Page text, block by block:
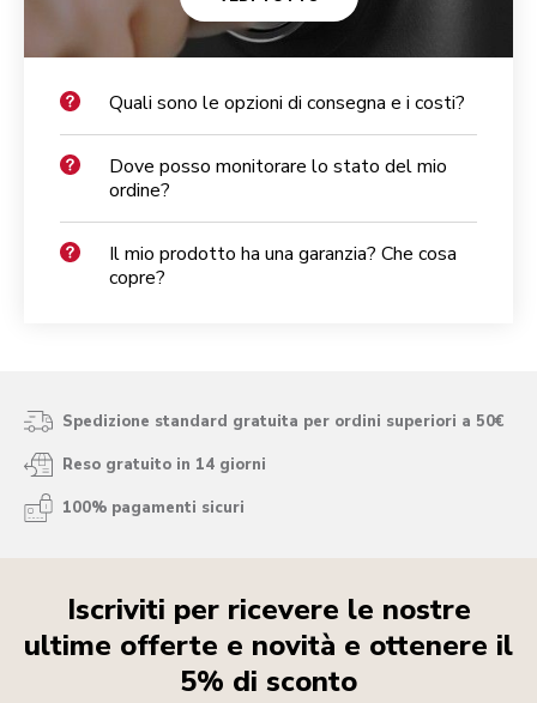
Quali sono le opzioni di consegna e i costi?
Dove posso monitorare lo stato del mio
ordine?
Il mio prodotto ha una garanzia? Che cosa
copre?
Spedizione standard gratuita per ordini superiori a 50€
Reso gratuito in 14 giorni
100% pagamenti sicuri
Iscriviti per ricevere le nostre
ultime offerte e novità e ottenere il
5% di sconto